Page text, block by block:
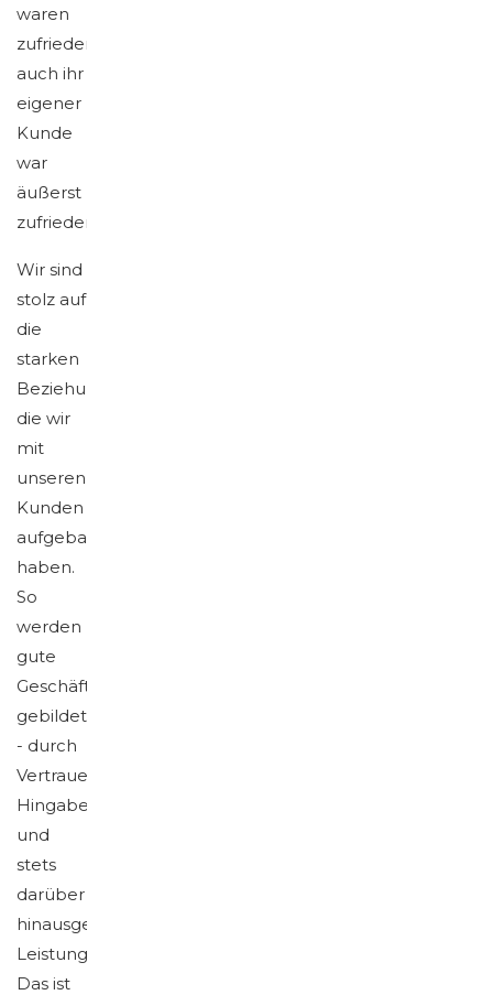
waren
zufrieden,
auch ihr
eigener
Kunde
war
äußerst
zufrieden.
Wir sind
stolz auf
die
starken
Beziehungen,
die wir
mit
unseren
Kunden
aufgebaut
haben.
So
werden
gute
Geschäftsbeziehungen
gebildet
- durch
Vertrauen,
Hingabe
und
stets
darüber
hinausgehende
Leistungen.
Das ist